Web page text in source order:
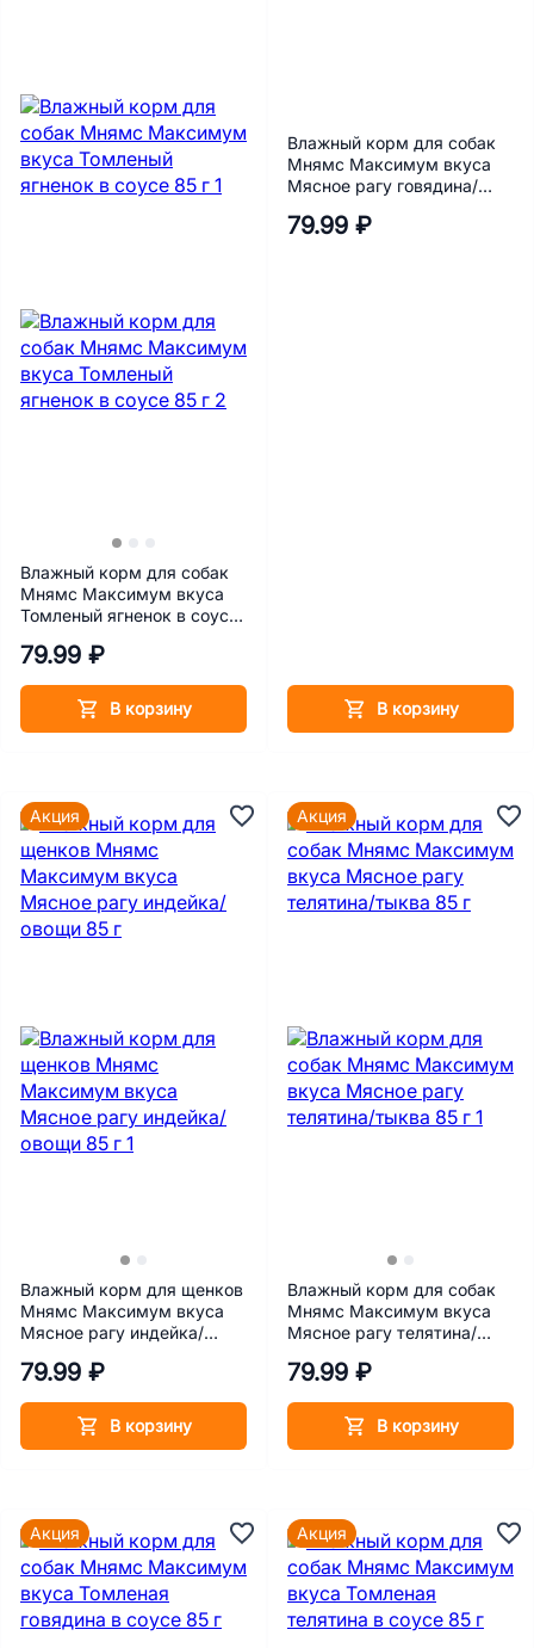
Влажный корм для собак
Мнямс Максимум вкуса
Томленый ягненок в соусе
79.99 ₽
В корзину
Влажный корм для собак
Мнямс Максимум вкуса
Мясное рагу говядина/
79.99 ₽
В корзину
Влажный корм для щенков
Мнямс Максимум вкуса
Мясное рагу индейка/
79.99 ₽
В корзину
Акция
Влажный корм для собак
Мнямс Максимум вкуса
Мясное рагу телятина/
79.99 ₽
В корзину
Акция
Акция Акция